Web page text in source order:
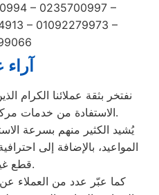
– 0235700997 –
– 01092279973 –
آراء
نفتخر بثقة عملائنا الكرام
الاستفادة من خدمات مركز صيانة وستنجهلوس بحري.
يُشيد الكثير منهم بسرعة
المواعيد، بالإضافة إلى
قطع غيار أصلية.
كما عبّر عدد من العملاء